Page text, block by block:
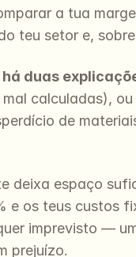
a tua
teu setor e,
duas
calculadas),
de
deixa espaço
e os teus custos
imprevisto —
prejuízo.